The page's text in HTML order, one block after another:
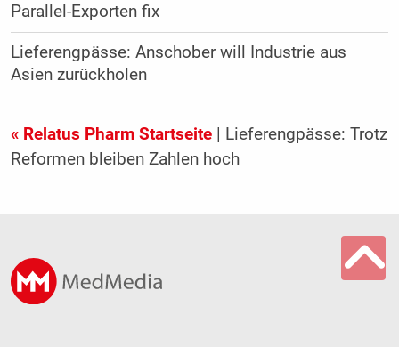
Parallel-Exporten fix
Lieferengpässe: Anschober will Industrie aus
Asien zurückholen
« Relatus Pharm Startseite| Lieferengpässe: Trotz
Reformen bleiben Zahlen hoch